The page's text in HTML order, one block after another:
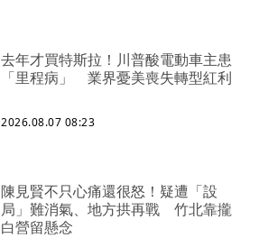
去年才買特斯拉！川普酸電動車主患
「里程病」 業界憂美喪失轉型紅利
2026.08.07 08:23
陳見賢不只心痛還很怒！疑遭「設
局」難消氣、地方拱再戰 竹北靠攏
白營留懸念